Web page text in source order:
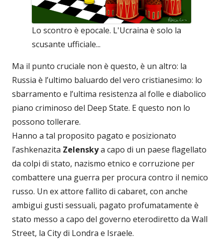
Lo scontro è epocale. L'Ucraina è solo la
scusante ufficiale...
Ma il punto cruciale non è questo, è un altro: la
Russia è l’ultimo baluardo del vero cristianesimo: lo
sbarramento e l’ultima resistenza al folle e diabolico
piano criminoso del Deep State. E questo non lo
possono tollerare.
Hanno a tal proposito pagato e posizionato
l’ashkenazita Zelenskya capo di un paese flagellato
da colpi di stato, nazismo etnico e corruzione per
combattere una guerra per procura contro il nemico
russo. Un ex attore fallito di cabaret, con anche
ambigui gusti sessuali, pagato profumatamente è
stato messo a capo del governo eterodiretto da Wall
Street, la City di Londra e Israele.